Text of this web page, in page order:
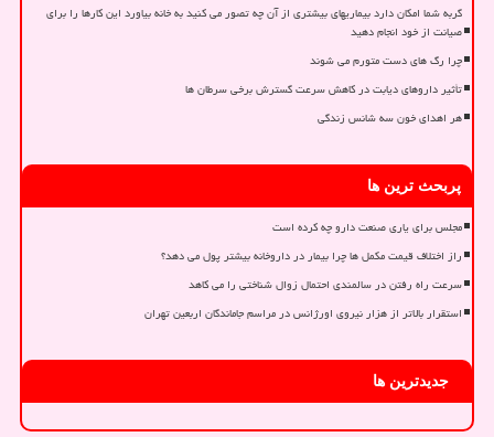
گربه شما امکان دارد بیماریهای بیشتری از آن چه تصور می کنید به خانه بیاورد این کارها را برای
صیانت از خود انجام دهید
چرا رگ های دست متورم می شوند
تأثیر داروهای دیابت در کاهش سرعت گسترش برخی سرطان ها
هر اهدای خون سه شانس زندگی
پربحث ترین ها
مجلس برای یاری صنعت دارو چه کرده است
راز اختلاف قیمت مکمل ها چرا بیمار در داروخانه بیشتر پول می دهد؟
سرعت راه رفتن در سالمندی احتمال زوال شناختی را می کاهد
استقرار بالاتر از هزار نیروی اورژانس در مراسم جاماندگان اربعین تهران
جدیدترین ها